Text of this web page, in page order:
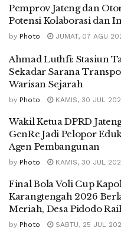
Pemprov Jateng dan
Potensi Kolaborasi dan
by Photo JUMAT, 07 AGU
Ahmad Luthfi: Stasiun
Sekadar Sarana
Warisan Sejarah
by Photo KAMIS, 30 JUL
Wakil Ketua DPRD
GenRe Jadi Pelopor
Agen Pembangunan
by Photo KAMIS, 30 JUL
Final Bola Voli Cup
Karangtengah 2026
Meriah, Desa Pidodo
by Photo SABTU, 25 JUL